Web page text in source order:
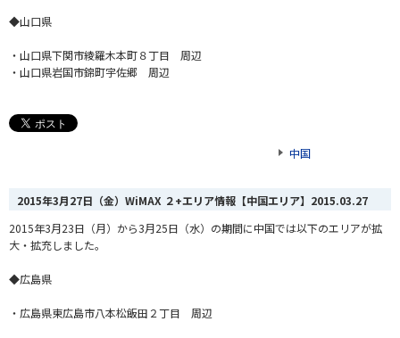
◆山口県
・山口県下関市綾羅木本町８丁目 周辺
・山口県岩国市錦町宇佐郷 周辺
中国
2015年3月27日（金）WiMAX ２+エリア情報【中国エリア】 2015.03.27
2015年3月23日（月）から3月25日（水）の期間に中国では以下のエリアが拡
大・拡充しました。
◆広島県
・広島県東広島市八本松飯田２丁目 周辺